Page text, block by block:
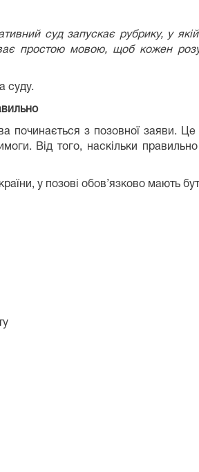
суд запускає рубрику, у
простою мовою, щоб кожен
суду.
починається з позовної заяви.
Від того, наскільки
у позові обов’язково мають